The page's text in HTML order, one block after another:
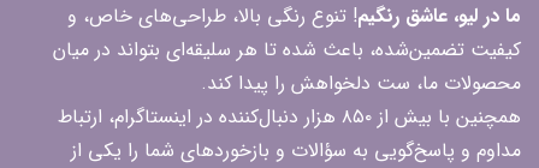
ما در لیو، عاشق رنگیم! تنوع رنگی بالا، طراحی‌های خاص، و
کیفیت تضمین‌شده، باعث شده تا هر سلیقه‌ای بتواند در میان
محصولات ما، ست دلخواهش را پیدا کند.
همچنین با بیش از ۸۵۰ هزار دنبال‌کننده در اینستاگرام، ارتباط
مداوم و پاسخ‌گویی به سؤالات و بازخوردهای شما را یکی از